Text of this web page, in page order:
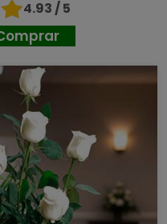
4.93 / 5